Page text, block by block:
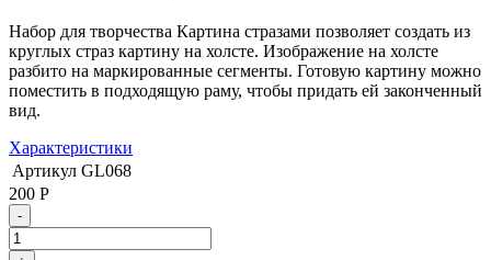
Набор для творчества Картина стразами позволяет создать из
круглых страз картину на холсте. Изображение на холсте
разбито на маркированные сегменты. Готовую картину можно
поместить в подходящую раму, чтобы придать ей законченный
вид.
Характеристики
Артикул GL068
200 Р
-